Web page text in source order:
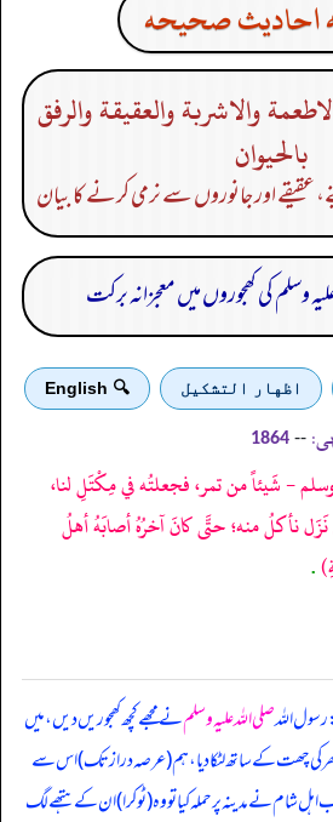
احاديث صحيحه
والاشربة والعقيقة والرفق
بالحيوان
عقیقے اور جانوروں سے نرمی کرنے کا بیان
وسلم کی کھجوروں میں معجزانہ برکت
اظهار التشكيل 🔍 English
--
1864
- شَيئاً من تمر، فجعلتُه في مِكْتَلِ لنا،
نأكلُ منه؛ حتَّى كانَ آخرُهُ أصابَهُ أهلُ
.
رسول اللہصلی اللہ علیہ وسلمنے مجھے کچھ کھجوریں دیں، میں
کی چھت کے ساتھ لٹکا دیا، ہم (عرصہ دراز تک) اس سے
شام نے مدینہ پر حملہ کیا تو وہ (ٹوکرا) ان کے ہتھے لگ